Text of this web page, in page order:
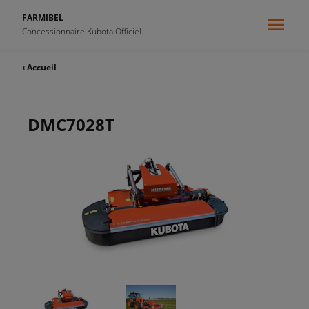
FARMIBEL
Concessionnaire Kubota Officiel
‹ Accueil
DMC7028T